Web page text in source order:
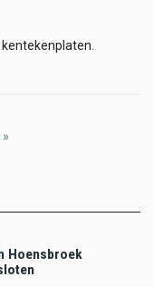
Hoensbroek